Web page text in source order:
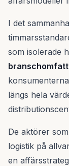
I det
som isolerade
längs hela
De aktörer
logistik på
en